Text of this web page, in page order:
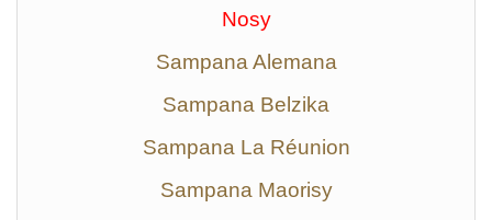
Nosy
Sampana Alemana
Sampana Belzika
Sampana La Réunion
Sampana Maorisy